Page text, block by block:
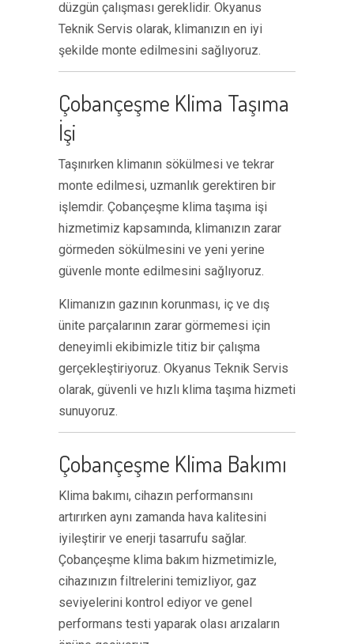
düzgün çalışması gereklidir. Okyanus
Teknik Servis olarak, klimanızın en iyi
şekilde monte edilmesini sağlıyoruz.
Çobançeşme Klima Taşıma
İşi
Taşınırken klimanın sökülmesi ve tekrar
monte edilmesi, uzmanlık gerektiren bir
işlemdir. Çobançeşme klima taşıma işi
hizmetimiz kapsamında, klimanızın zarar
görmeden sökülmesini ve yeni yerine
güvenle monte edilmesini sağlıyoruz.
Klimanızın gazının korunması, iç ve dış
ünite parçalarının zarar görmemesi için
deneyimli ekibimizle titiz bir çalışma
gerçekleştiriyoruz. Okyanus Teknik Servis
olarak, güvenli ve hızlı klima taşıma hizmeti
sunuyoruz.
Çobançeşme Klima Bakımı
Klima bakımı, cihazın performansını
artırırken aynı zamanda hava kalitesini
iyileştirir ve enerji tasarrufu sağlar.
Çobançeşme klima bakım hizmetimizle,
cihazınızın filtrelerini temizliyor, gaz
seviyelerini kontrol ediyor ve genel
performans testi yaparak olası arızaların